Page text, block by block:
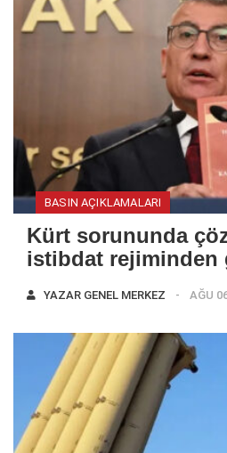
BASIN AÇIKLAMALARI
Kürt sorununda
istibdat rejiminden
YAZAR GENEL MERKEZ AĞU